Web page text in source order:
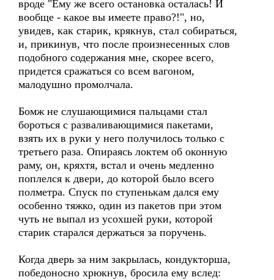
вроде "Ему же всего остановка осталась! И
вообще - какое вы имеете право?!", но,
увидев, как старик, крякнув, стал собираться,
и, прикинув, что после произнесенных слов
подобного содержания мне, скорее всего,
придется сражаться со всем вагоном,
малодушно промолчала.
Бомж не слушающимися пальцами стал
бороться с разваливающимися пакетами,
взять их в руки у него получилось только с
третьего раза. Опираясь локтем об оконную
раму, он, кряхтя, встал и очень медленно
поплелся к двери, до которой было всего
полметра. Спуск по ступенькам дался ему
особенно тяжко, один из пакетов при этом
чуть не выпал из усохшей руки, которой
старик старался держаться за поручень.
Когда дверь за ним закрылась, кондукторша,
победоносно хрюкнув, бросила ему вслед: